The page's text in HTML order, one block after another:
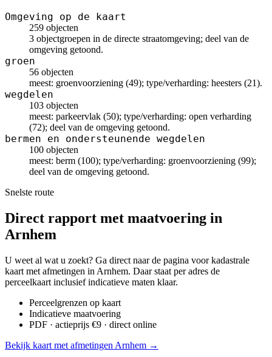
Omgeving op de kaart
259 objecten
3 objectgroepen in de directe straatomgeving; deel van de
omgeving getoond.
groen
56 objecten
meest: groenvoorziening (49); type/verharding: heesters (21).
wegdelen
103 objecten
meest: parkeervlak (50); type/verharding: open verharding
(72); deel van de omgeving getoond.
bermen en ondersteunende wegdelen
100 objecten
meest: berm (100); type/verharding: groenvoorziening (99);
deel van de omgeving getoond.
Snelste route
Direct rapport met maatvoering in
Arnhem
U weet al wat u zoekt? Ga direct naar de pagina voor kadastrale
kaart met afmetingen in Arnhem. Daar staat per adres de
perceelkaart inclusief indicatieve maten klaar.
Perceelgrenzen op kaart
Indicatieve maatvoering
PDF · actieprijs €9 · direct online
Bekijk kaart met afmetingen Arnhem →